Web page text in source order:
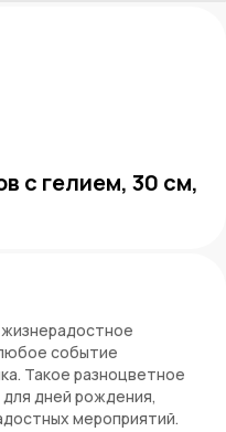
с гелием, 30 см,
событие
Такое разноцветное
дней рождения,
мероприятий.